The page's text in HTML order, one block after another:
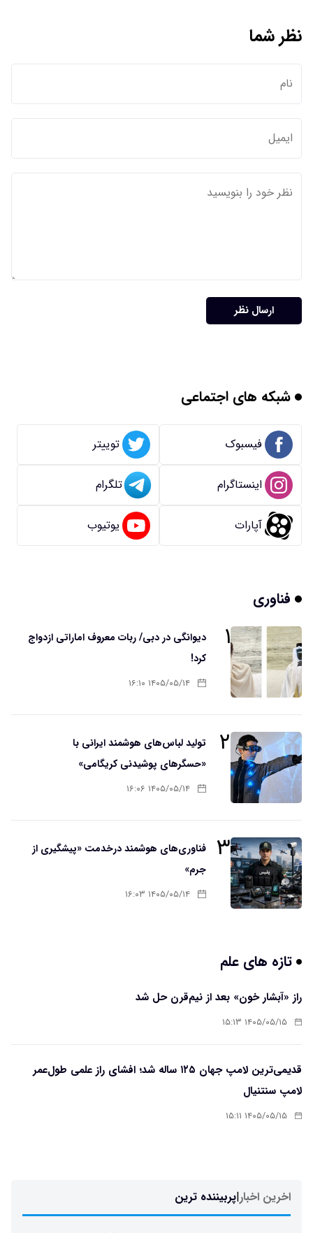
نظر شما
ارسال نظر
شبکه های اجتماعی
فیسبوک توییتر
اینستاگرام تلگرام
آپارات یوتیوب
فناوری
۱
دیوانگی در دبی/ ربات معروف اماراتی ازدواج
کرد!
۱۴۰۵/۰۵/۱۴ ۱۶:۱۰
۲
تولید لباس‌های هوشمند ایرانی با
«حسگرهای پوشیدنی کریگامی»
۱۴۰۵/۰۵/۱۴ ۱۶:۰۶
۳
فناوری‌های هوشمند درخدمت «پیشگیری از
جرم»
۱۴۰۵/۰۵/۱۴ ۱۶:۰۳
تازه های علم
راز «آبشار خون» بعد از نیم‌قرن حل شد
۱۴۰۵/۰۵/۱۵ ۱۵:۱۳
قدیمی‌ترین لامپ جهان ۱۲۵ ساله شد؛ افشای راز علمی طول‌عمر
لامپ سنتنیال
۱۴۰۵/۰۵/۱۵ ۱۵:۱۱
اخرین اخبار|پربیننده ترین